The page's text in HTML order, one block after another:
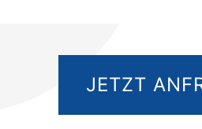
JETZT